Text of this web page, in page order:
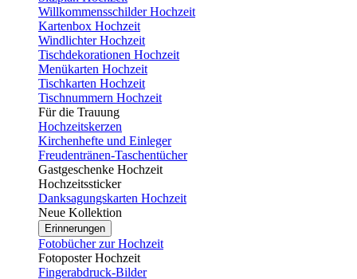
Willkommensschilder Hochzeit
Kartenbox Hochzeit
Windlichter Hochzeit
Tischdekorationen Hochzeit
Menükarten Hochzeit
Tischkarten Hochzeit
Tischnummern Hochzeit
Für die Trauung
Hochzeitskerzen
Kirchenhefte und Einleger
Freudentränen-Taschentücher
Gastgeschenke Hochzeit
Hochzeitssticker
Danksagungskarten Hochzeit
Neue Kollektion
Erinnerungen
Fotobücher zur Hochzeit
Fotoposter Hochzeit
Fingerabdruck-Bilder